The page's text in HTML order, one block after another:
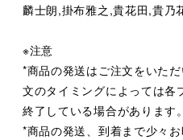
麟士朗,掛布雅之,貴花田,貴乃
※注意
*商品の発送はご注文をいた
文のタイミングによっては各
終了している場合があります。
*商品の発送、到着まで少々